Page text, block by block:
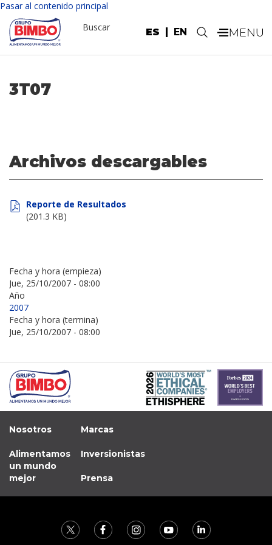
Pasar al contenido principal
ES EN
Buscar .
3T07
Archivos descargables
Reporte de Resultados
(201.3 KB)
Fecha y hora (empieza)
Jue, 25/10/2007 - 08:00
Año
2007
Fecha y hora (termina)
Jue, 25/10/2007 - 08:00
Nosotros
Alimentamos
un mundo
mejor
Marcas
Inversionistas
Prensa